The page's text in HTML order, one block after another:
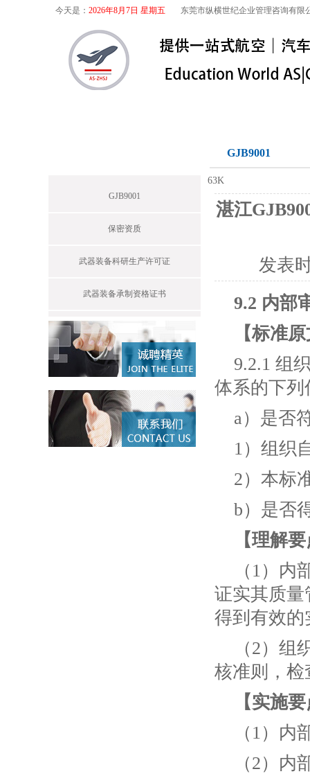
今天是： 2026年8月7日 星期五 东莞市纵横世纪企业管理咨询有限
GJB9001
保密资质
武器装备科研生产许可证
武器装备承制资格证书
GJB9001
63K
湛江
发表
9.2 内部
【标准
9.2.1 组
体系的下列
a）是否
1）组织
2）本标
b）是否
【理解
（1）
证实其质
得到有效
（2）
核准则，
【实施
（1）
（2）